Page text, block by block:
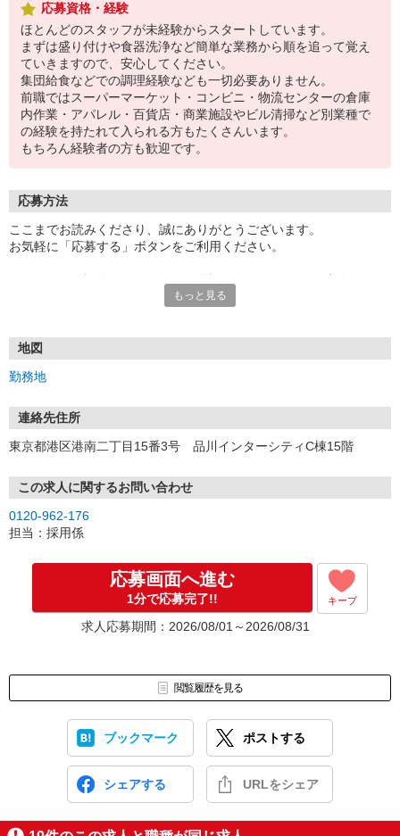
応募資格・経験
ほとんどのスタッフが未経験からスタートしています。
まずは盛り付けや食器洗浄など簡単な業務から順を追って覚え
ていきますので、安心してください。
集団給食などでの調理経験なども一切必要ありません。
前職ではスーパーマーケット・コンビニ・物流センターの倉庫
内作業・アパレル・百貨店・商業施設やビル清掃など別業種で
の経験を持たれて入られる方もたくさんいます。
もちろん経験者の方も歓迎です。
応募方法
ここまでお読みくださり、誠にありがとうございます。
お気軽に「応募する」ボタンをご利用ください。
お電話の際は「イーアイデムを見た」と伝えるとスムーズです。
もっと見る
地図
勤務地
連絡先住所
東京都港区港南二丁目15番3号 品川インターシティC棟15階
この求人に関するお問い合わせ
0120-962-176
担当：採用係
応募画面へ進む
1分で応募完了!! キープ
求人応募期間：2026/08/01～2026/08/31
閲覧履歴を見る
ブックマーク ポストする
シェアする URLをシェア